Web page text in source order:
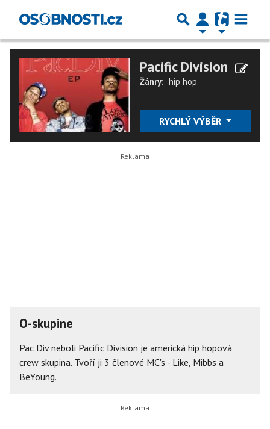
Pacific Division
Žánry: hip hop
RYCHLÝ VÝBĚR
O-skupine
Pac Div neboli Pacific Division je americká hip hopová
crew skupina. Tvoří ji 3 členové MC's - Like, Mibbs a
BeYoung.